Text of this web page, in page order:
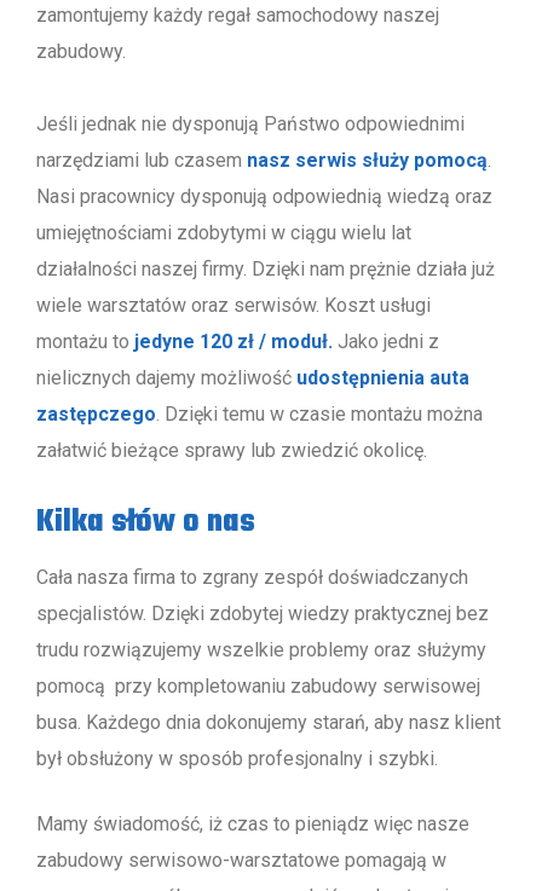
zamontujemy każdy regał samochodowy naszej
zabudowy.
Jeśli jednak nie dysponują Państwo odpowiednimi
narzędziami lub czasem nasz serwis służy pomocą
Nasi pracownicy dysponują odpowiednią wiedzą oraz
umiejętnościami zdobytymi w ciągu wielu lat
działalności naszej firmy. Dzięki nam prężnie działa już
wiele warsztatów oraz serwisów. Koszt usługi
montażu to jedyne 120 zł / moduł. Jako jedni z
nielicznych dajemy możliwość udostępnienia auta
zastępczego . Dzięki temu w czasie montażu można
załatwić bieżące sprawy lub zwiedzić okolicę.
Kilka słów o nas
Cała nasza firma to zgrany zespół doświadczanych
specjalistów. Dzięki zdobytej wiedzy praktycznej bez
trudu rozwiązujemy wszelkie problemy oraz służymy
pomocą przy kompletowaniu zabudowy serwisowej
busa. Każdego dnia dokonujemy starań, aby nasz klient
był obsłużony w sposób profesjonalny i szybki.
Mamy świadomość, iż czas to pieniądz więc nasze
zabudowy serwisowo-warsztatowe pomagają w